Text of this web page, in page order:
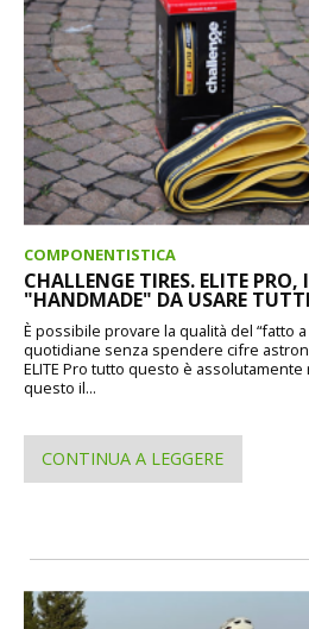
COMPONENTISTICA
CHALLENGE TIRES. ELITE
"HANDMADE" DA USARE
È possibile provare la qualità del “fatto
quotidiane senza spendere cifre
ELITE Pro tutto questo è
questo il...
CONTINUA A LEGGERE